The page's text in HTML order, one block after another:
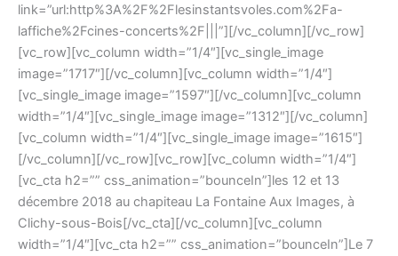
link=”url:http%3A%2F%2Flesinstantsvoles.com%2Fa-
laffiche%2Fcines-concerts%2F|||”][/vc_column][/vc_row]
[vc_row][vc_column width=”1/4″][vc_single_image
image=”1717″][/vc_column][vc_column width=”1/4″]
[vc_single_image image=”1597″][/vc_column][vc_column
width=”1/4″][vc_single_image image=”1312″][/vc_column]
[vc_column width=”1/4″][vc_single_image image=”1615″]
[/vc_column][/vc_row][vc_row][vc_column width=”1/4″]
[vc_cta h2=”” css_animation=”bounceIn”]les 12 et 13
décembre 2018 au chapiteau La Fontaine Aux Images, à
Clichy-sous-Bois[/vc_cta][/vc_column][vc_column
width=”1/4″][vc_cta h2=”” css_animation=”bounceIn”]Le 7